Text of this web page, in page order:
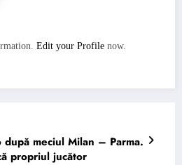
Edit your Profile now.
după meciul Milan – Parma.
propriul jucător